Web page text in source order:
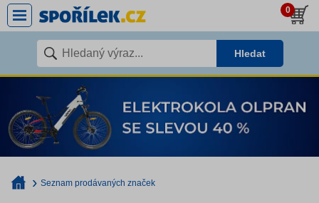
0
Hledat
Seznam prodávaných značek